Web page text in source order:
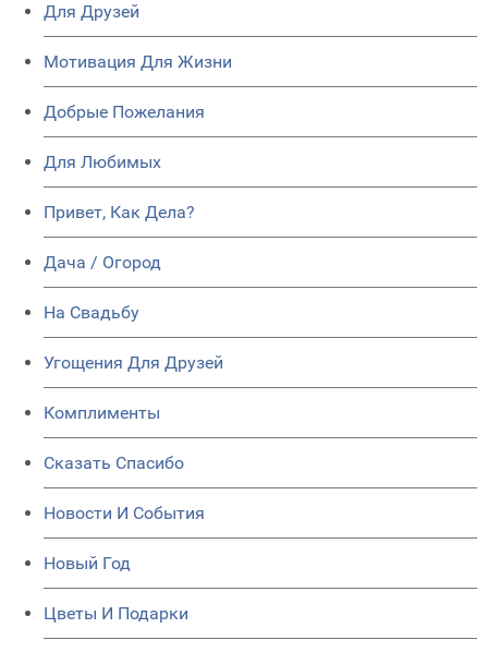
Для Друзей
Мотивация Для Жизни
Добрые Пожелания
Для Любимых
Привет, Как Дела?
Дача / Огород
На Свадьбу
Угощения Для Друзей
Комплименты
Сказать Спасибо
Новости И События
Новый Год
Цветы И Подарки